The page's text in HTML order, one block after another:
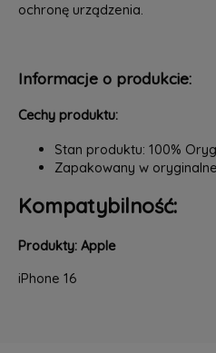
ochronę urządzenia.
Informacje o produkcie:
Cechy produktu:
Stan produktu: 100%
Zapakowany w
Kompatybilność:
Produkty: Apple
iPhone 16